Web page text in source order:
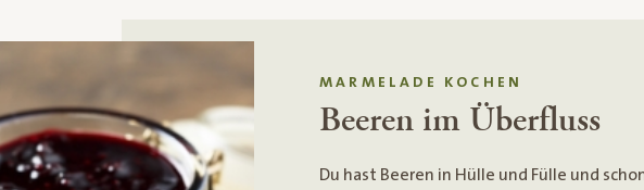
MARMELADE KOCHEN
Beeren im Überfluss
Du hast Beeren in Hülle und Fülle und